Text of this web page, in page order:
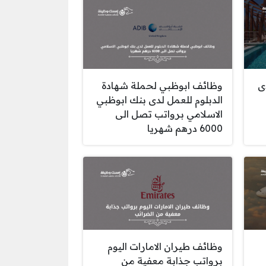
وظائف ابوظبي لحملة شهادة
الدبلوم للعمل لدى بنك ابوظبي
الاسلامي برواتب تصل الى
6000 درهم شهريا
وظائف طيران الامارات اليوم
برواتب جذابة معفية من